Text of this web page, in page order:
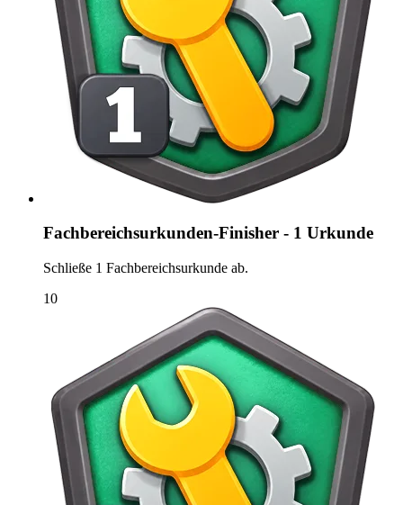
Fachbereichsurkunden-Finisher - 1 Urkunde
Schließe 1 Fachbereichsurkunde ab.
10